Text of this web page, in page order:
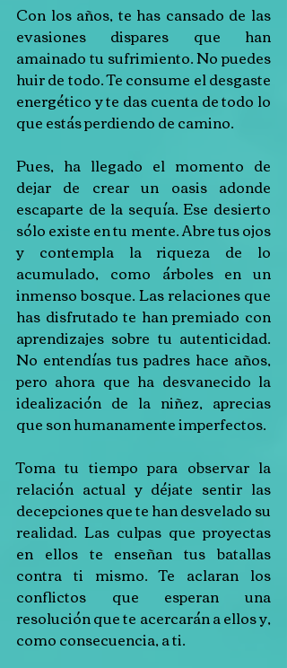
Con los años, te has cansado de las
evasiones dispares que han
amainado tu sufrimiento. No puedes
huir de todo. Te consume el desgaste
energético y te das cuenta de todo lo
que estás perdiendo de camino.
Pues, ha llegado el momento de
dejar de crear un oasis adonde
escaparte de la sequía. Ese desierto
sólo existe en tu mente. Abre tus ojos
y contempla la riqueza de lo
acumulado, como árboles en un
inmenso bosque. Las relaciones que
has disfrutado te han premiado con
aprendizajes sobre tu autenticidad.
No entendías tus padres hace años,
pero ahora que ha desvanecido la
idealización de la niñez, aprecias
que son humanamente imperfectos.
Toma tu tiempo para observar la
relación actual y déjate sentir las
decepciones que te han desvelado su
realidad. Las culpas que proyectas
en ellos te enseñan tus batallas
contra ti mismo. Te aclaran los
conflictos que esperan una
resolución que te acercarán a ellos y,
como consecuencia, a ti.